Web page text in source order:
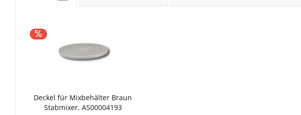
Deckel für Mixbehälter Braun
Stabmixer, AS00004193